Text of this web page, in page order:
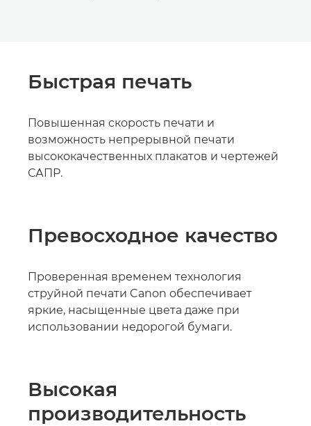
Быстрая печать
Повышенная скорость печати и
возможность непрерывной печати
высококачественных плакатов и чертежей
САПР.
Превосходное качество
Проверенная временем технология
струйной печати Canon обеспечивает
яркие, насыщенные цвета даже при
использовании недорогой бумаги.
Высокая
производительность